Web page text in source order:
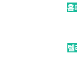
홈
텔